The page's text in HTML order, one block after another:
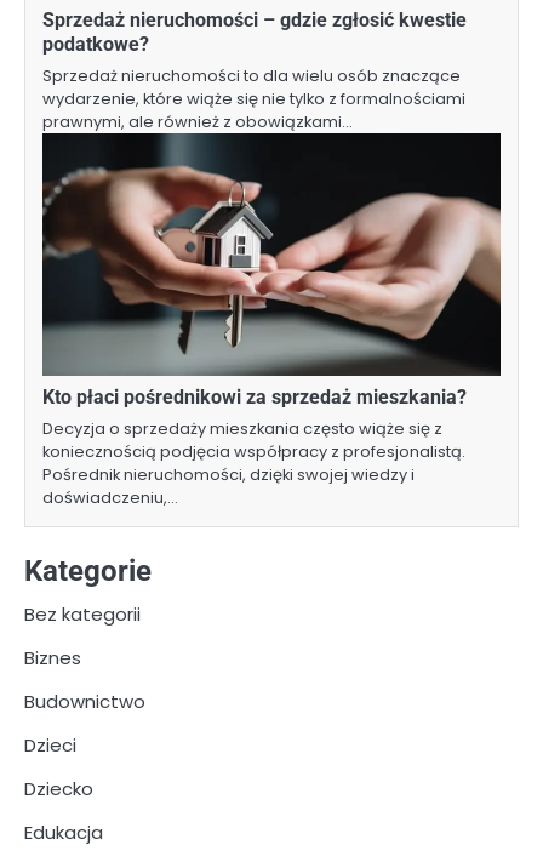
Sprzedaż nieruchomości – gdzie zgłosić kwestie
podatkowe?
Sprzedaż nieruchomości to dla wielu osób znaczące
wydarzenie, które wiąże się nie tylko z formalnościami
prawnymi, ale również z obowiązkami…
Kto płaci pośrednikowi za sprzedaż mieszkania?
Decyzja o sprzedaży mieszkania często wiąże się z
koniecznością podjęcia współpracy z profesjonalistą.
Pośrednik nieruchomości, dzięki swojej wiedzy i
doświadczeniu,…
Kategorie
Bez kategorii
Biznes
Budownictwo
Dzieci
Dziecko
Edukacja